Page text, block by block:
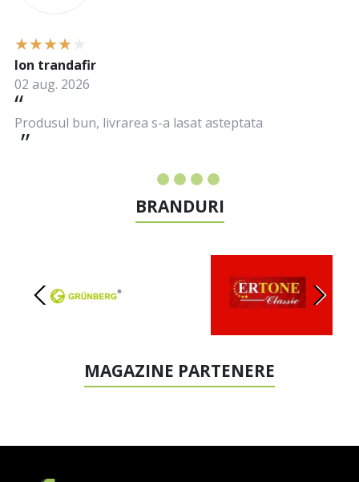
Produsul bun, livrarea s-a lasat asteptata
Ion trandafir
02 aug. 2026
BRANDURI
MAGAZINE PARTENERE